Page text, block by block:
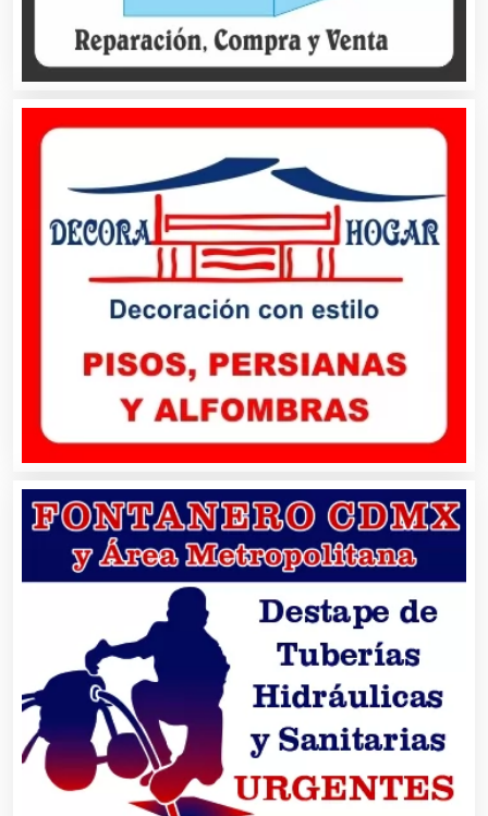
Artículos de Oficina
Artículos Deportivos
Artículos Importados
Artículos para el Hogar
Artículos Personales
Artículos Publicitarios
Aseguradoras
Asesores Técnicos